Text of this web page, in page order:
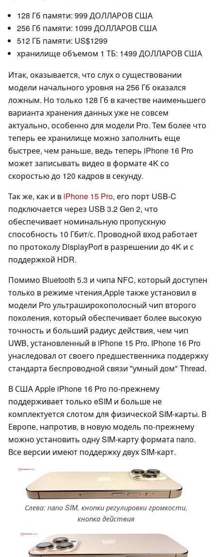
128 Гб памяти: 999 ДОЛЛАРОВ США
256 Гб памяти: 1099 ДОЛЛАРОВ США
512 ГБ памяти: US$1299
хранилище объемом 1 ТБ: 1499 ДОЛЛАРОВ США
Итак, оказывается, что слух о существовании
модели начального уровня на 256 Гб оказался
ложным. Но только 128 Гб в качестве наименьшего
варианта хранения данных уже не совсем
актуально, особенно для модели Pro. Тем более что
теперь ее хранилище можно заполнить еще
быстрее, чем раньше, ведь теперь iPhone 16 Pro
может записывать видео в формате 4K со
скоростью до 120 кадров в секунду.
Так же, как и в iPhone 15 Pro, его порт USB-C
подключается через USB 3.2 Gen 2, что
обеспечивает номинальную пропускную
способность 10 Гбит/с. Проводной вход работает
по протоколу DisplayPort в разрешении до 4K и с
поддержкой HDR.
Помимо Bluetooth 5.3 и чипа NFC, который доступен
только в режиме чтения,Apple также установил в
модели Pro ультраширокополосный чип второго
поколения, который обеспечивает более высокую
точность и больший радиус действия, чем чип
UWB, установленный в iPhone 15 Pro. IPhone 16 Pro
унаследовал от своего предшественника поддержку
стандарта беспроводной связи "умный дом" Thread.
В США Apple iPhone 16 Pro по-прежнему
поддерживает только eSIM и больше не
комплектуется слотом для физической SIM-карты. В
Европе, напротив, в новую модель по-прежнему
можно установить одну SIM-карту формата nano.
Все версии имеют поддержку двух SIM-карт.
Слева: nano SIM, кнопки регулировки громкости,
кнопка действия